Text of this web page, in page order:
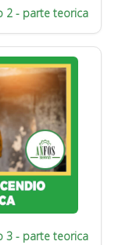
2 - parte teorica
3 - parte teorica